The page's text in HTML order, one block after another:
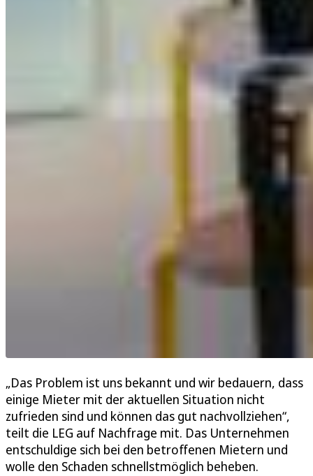
„Das Problem ist uns bekannt und wir bedauern, dass
einige Mieter mit der aktuellen Situation nicht
zufrieden sind und können das gut nachvollziehen“,
teilt die LEG auf Nachfrage mit. Das Unternehmen
entschuldige sich bei den betroffenen Mietern und
wolle den Schaden schnellstmöglich beheben.